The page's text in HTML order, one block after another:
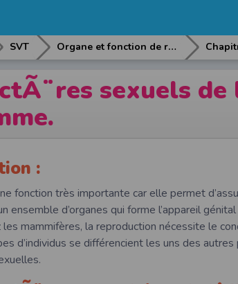
SVT Organe et fonction de reproduction.
sexuels
:
fonction très importante car elle permet
ensemble d’organes qui forme l’appareil
les mammifères, la reproduction nécessite le
d’individus se différencient les uns des